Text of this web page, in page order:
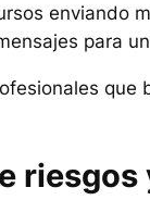
enviando
para un